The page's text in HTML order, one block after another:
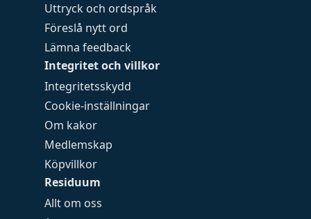
Uttryck och ordspråk
Föreslå nytt ord
Lämna feedback
Integritet och villkor
Integritetsskydd
Cookie-inställningar
Om kakor
Medlemskap
Köpvillkor
Residuum
Allt om oss